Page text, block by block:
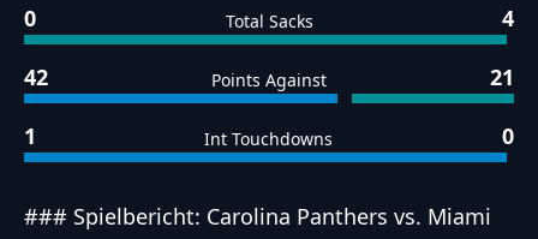
0 Total Sacks 4
42 Points Against 21
1 Int Touchdowns 0
### Spielbericht: Carolina Panthers vs. Miami